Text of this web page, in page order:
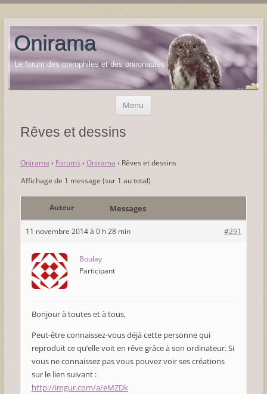
Onirama
Le forum des onirophiles et des onironautes
Menu
Rêves et dessins
Onirama › Forums › Onirama › Rêves et dessins
Affichage de 1 message (sur 1 au total)
Auteur Messages
11 novembre 2014 à 0 h 28 min #291
Boulay
Participant
Bonjour à toutes et à tous,
Peut-être connaissez-vous déjà cette personne qui
reproduit ce qu’elle voit en rêve grâce à son ordinateur. Si
vous ne connaissez pas vous pouvez voir ses créations
sur le lien suivant :
http://imgur.com/a/eMZDk